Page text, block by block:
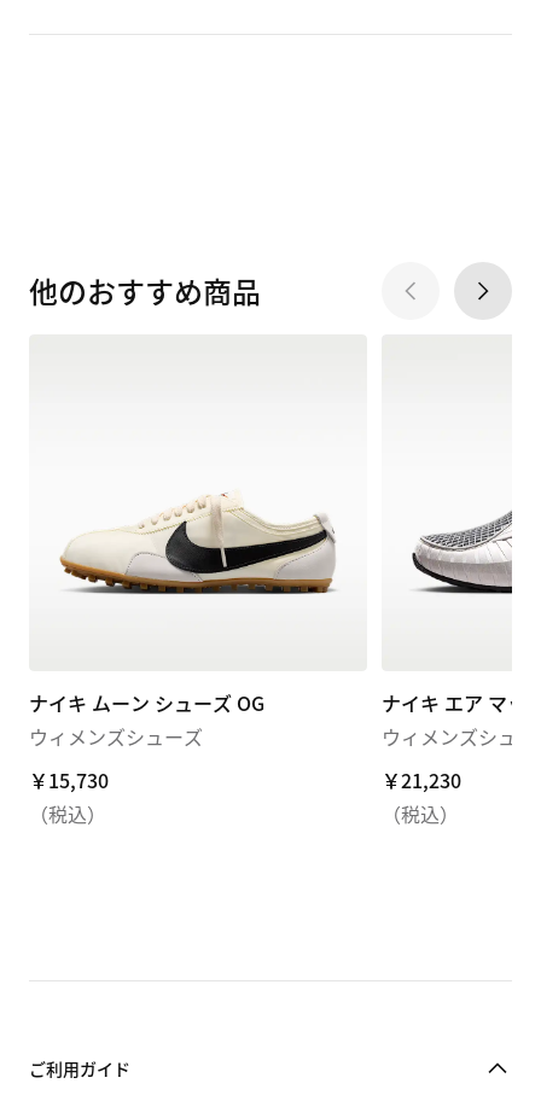
他のおすすめ商品
ナイキ ムーン シューズ OG
ウィメンズシューズ
￥15,730
￥15,730
（税込）
ナイキ エア マッ
ウィメンズシュ
￥21,230
￥21,230
（税込）
ご利用ガイド